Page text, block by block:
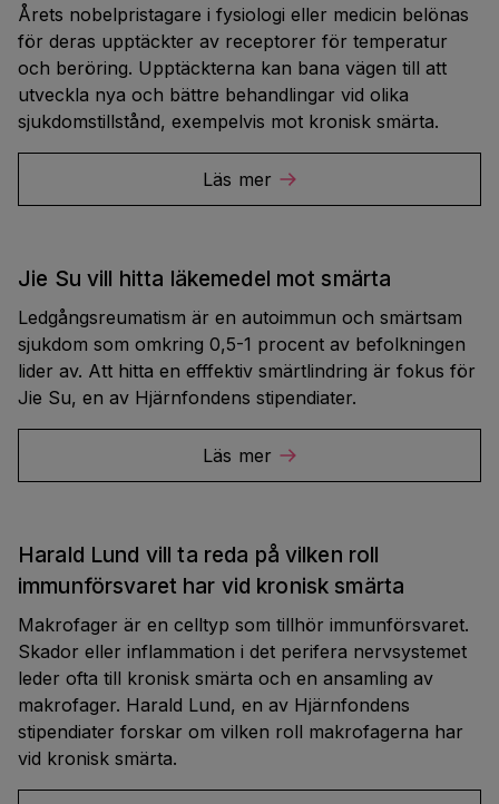
Årets nobelpristagare i fysiologi eller medicin belönas
för deras upptäckter av receptorer för temperatur
och beröring. Upptäckterna kan bana vägen till att
utveckla nya och bättre behandlingar vid olika
sjukdomstillstånd, exempelvis mot kronisk smärta.
Läs mer
Jie Su vill hitta läkemedel mot smärta
Ledgångsreumatism är en autoimmun och smärtsam
sjukdom som omkring 0,5-1 procent av befolkningen
lider av. Att hitta en efffektiv smärtlindring är fokus för
Jie Su, en av Hjärnfondens stipendiater.
Läs mer
Harald Lund vill ta reda på vilken roll
immunförsvaret har vid kronisk smärta
Makrofager är en celltyp som tillhör immunförsvaret.
Skador eller inflammation i det perifera nervsystemet
leder ofta till kronisk smärta och en ansamling av
makrofager. Harald Lund, en av Hjärnfondens
stipendiater forskar om vilken roll makrofagerna har
vid kronisk smärta.